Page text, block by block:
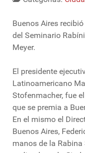
Buenos Aires
del Seminario
Meyer.
El presidente
Latinoamericano
Stofenmacher, fue
que se premia a
En el mismo el
Buenos Aires,
manos de la